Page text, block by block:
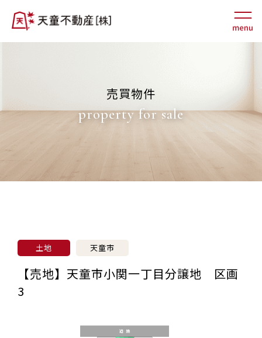
売買物件
property for sale
土地 天童市
【売地】天童市小関一丁目分譲地 区画
3